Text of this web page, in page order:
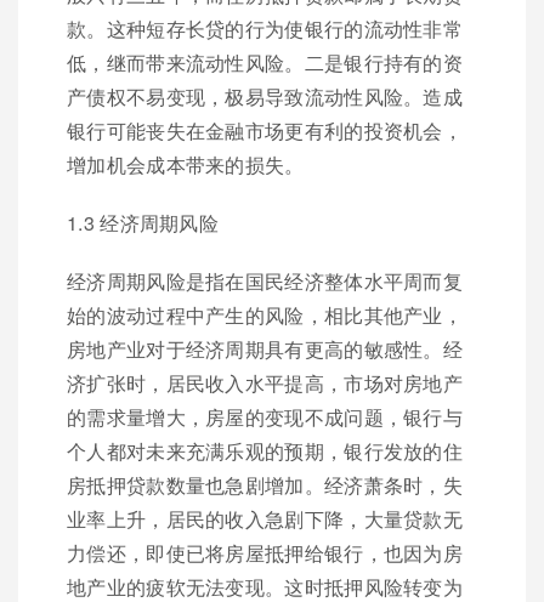
款。这种短存长贷的行为使银行的流动性非常
低，继而带来流动性风险。二是银行持有的资
产债权不易变现，极易导致流动性风险。造成
银行可能丧失在金融市场更有利的投资机会，
增加机会成本带来的损失。
1.3 经济周期风险
经济周期风险是指在国民经济整体水平周而复
始的波动过程中产生的风险，相比其他产业，
房地产业对于经济周期具有更高的敏感性。经
济扩张时，居民收入水平提高，市场对房地产
的需求量增大，房屋的变现不成问题，银行与
个人都对未来充满乐观的预期，银行发放的住
房抵押贷款数量也急剧增加。经济萧条时，失
业率上升，居民的收入急剧下降，大量贷款无
力偿还，即使已将房屋抵押给银行，也因为房
地产业的疲软无法变现。这时抵押风险转变为